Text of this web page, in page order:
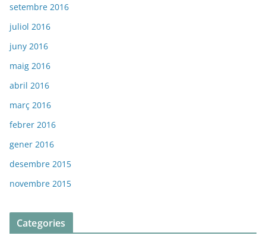
setembre 2016
juliol 2016
juny 2016
maig 2016
abril 2016
març 2016
febrer 2016
gener 2016
desembre 2015
novembre 2015
Categories